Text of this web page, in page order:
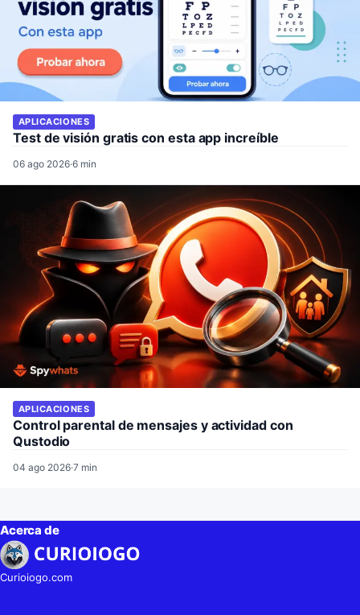
APLICACIONES
Test de visión gratis con esta app increíble
06 ago 2026·6 min
APLICACIONES
Control parental de mensajes y actividad con
Qustodio
04 ago 2026·7 min
Acerca de
Curioiogo.com